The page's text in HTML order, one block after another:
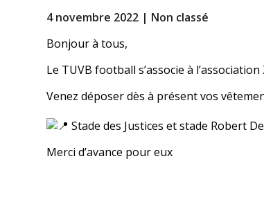
4 novembre 2022 | Non classé
Bonjour à tous,
Le TUVB football s’associe à
Venez déposer dès à présent vos
Stade des Justices et stade Robert
Merci d’avance pour eux